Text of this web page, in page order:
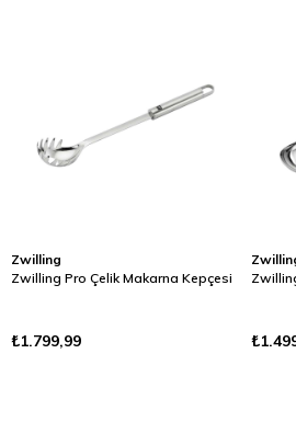
Zwilling
Zwilling Pro Çelik Makarna Kepçesi
₺1.799,99